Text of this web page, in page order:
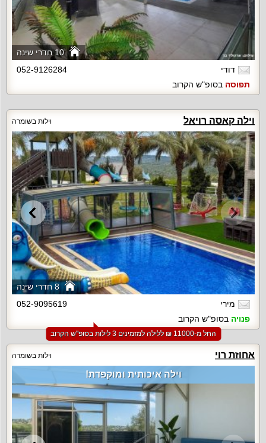
10 חדרי שינה
דודי
052-9126284
תפוסה בסופ"ש הקרוב
וילה קאסה רויאל וילות בשומרה
8 חדרי שינה
מירי
052-9095619
פנויה בסופ"ש הקרוב
החל מ-‏11000 ₪ ללילה למזמינים 3 לילות בסופ"ש הקרוב
אחוזת רוי וילות בשומרה
וילה איכותית ומוקפדת!